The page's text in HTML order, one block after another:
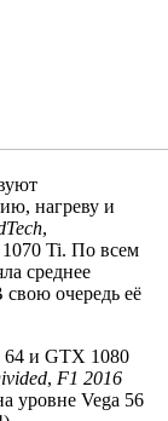
нагреву и
,
Ti. По всем
среднее
очередь её
64 и GTX 1080
, F1 2016
уровне Vega 56